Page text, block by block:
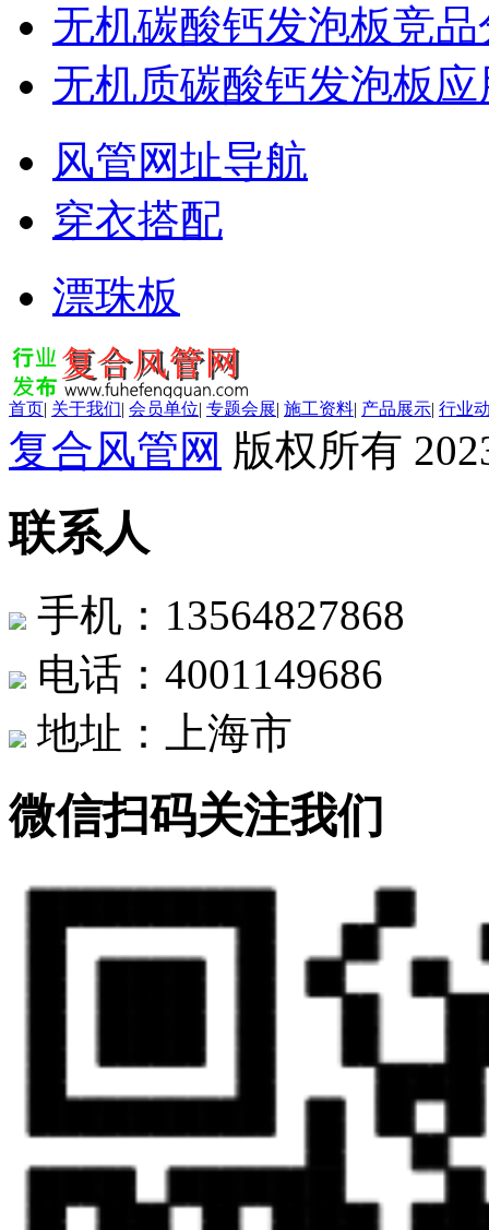
无机碳酸钙发泡板竞品
无机质碳酸钙发泡板
风管网址导航
穿衣搭配
漂珠板
首页| 关于我们| 会员单位| 专题会展| 施工资料| 产品展示| 行业
复合风管网 版权所有
联系人
手机：13564827868
电话：4001149686
地址：上海市
微信扫码关注我们